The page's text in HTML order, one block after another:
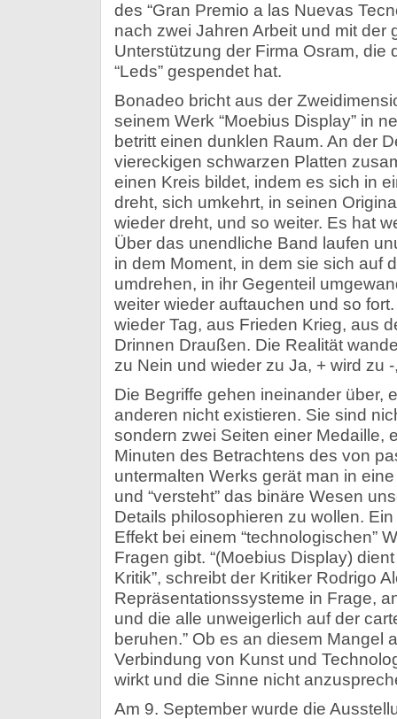
des “Gran Premio a las Nuevas
nach zwei Jahren Arbeit und mit der
Unterstützung der Firma Osram, die
“Leds” gespendet hat.
Bonadeo bricht aus der
seinem Werk “Moebius Display” in
betritt einen dunklen Raum. An der
viereckigen schwarzen Platten
einen Kreis bildet, indem es sich in
dreht, sich umkehrt, in seinen
wieder dreht, und so weiter. Es hat
Über das unendliche Band laufen
in dem Moment, in dem sie sich auf
umdrehen, in ihr Gegenteil
weiter wieder auftauchen und so
wieder Tag, aus Frieden Krieg, aus
Drinnen Draußen. Die Realität
zu Nein und wieder zu Ja, + wird zu
Die Begriffe gehen ineinander über,
anderen nicht existieren. Sie sind
sondern zwei Seiten einer Medaille,
Minuten des Betrachtens des von
untermalten Werks gerät man in
und “versteht” das binäre Wesen
Details philosophieren zu wollen.
Effekt bei einem “technologischen”
Fragen gibt. “(Moebius Display)
Kritik”, schreibt der Kritiker Rodrigo
Repräsentationssysteme in Frage,
und die alle unweigerlich auf der
beruhen.” Ob es an diesem Mangel
Verbindung von Kunst und
wirkt und die Sinne nicht
Am 9. September wurde die